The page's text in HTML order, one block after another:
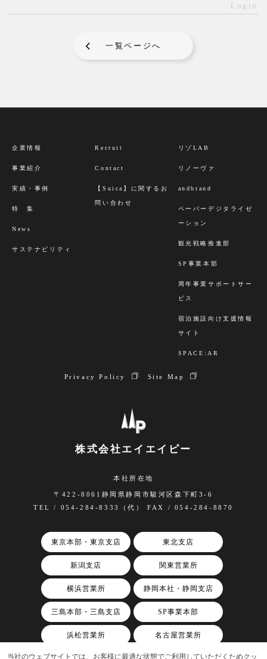
収集するお客様の個人情報につきましては、お客様か
アドレス等の情報提供をお願いしております。
お客様からご提供いただいた個人情報は、法令等によ
６．お客様の個人情報の開示・訂正・削除について
お客様から、弊社にご提供いただいた個人情報につい
て開示・訂正・削除を請求することができます。お客
様ご自身の個人情報を開示・訂正・削除を請求される
場合は、お問い合わせフォームにてご連絡をお願いい
なお、本手続きをするにあたり、手数料は徴収いたし
ませんが、お客様が本人であることを確認させていた
７．個人情報の提供について同意の任意性
て入力内容の確認ページへ移動します。
ない場合は、本サイトのサービスをご利用いただくこ
合わせに対応できないため）
のアクセスの利便性のため、クッキー情報を取得して
Login
一覧ページへ
株式会社エイエイピー
本社所在地
〒422-8061静岡県静岡市駿河区森下町3-6
TEL / 054-284-8333（代） FAX / 054-284-8870
東京本部・東京支店 東北支店
新潟支店 関東営業所
横浜営業所 静岡本社・静岡支店
三島本部・三島支店 SP事業本部
浜松営業所 名古屋営業所
企業情報
事業紹介
実績・事例
特 集
News
サステナビリティ
Recruit
Contact
【Suica】に関するお
問い合わせ
リゾLAB
リノーヴァ
andbrand
ペーパーデジタライゼ
ーション
観光戦略推進部
SP事業本部
周年事業サポートサー
ビス
宿泊施設向け支援情報
サイト
SPACE:AR
Privacy Policy Site Map
当社のウェブサイトでは、お客様に最適な状態でご利用していただくためクッ